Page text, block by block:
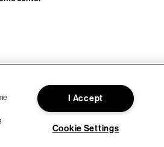
I Accept
Cookie Settings